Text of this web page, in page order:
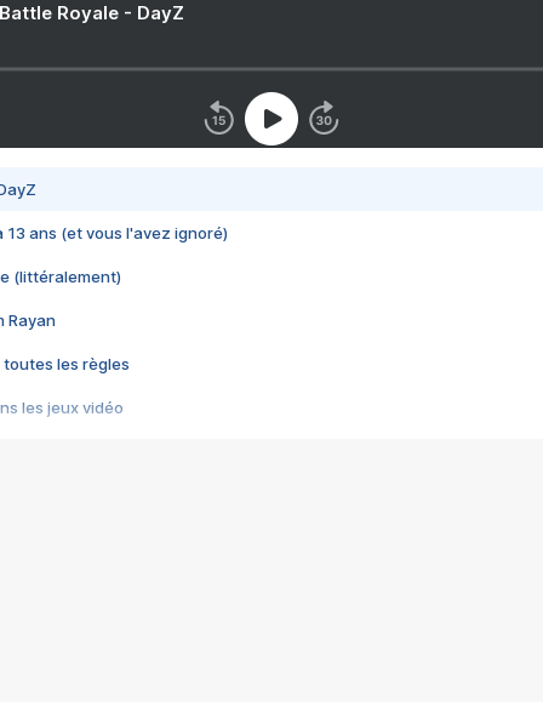
Royale - DayZ
13 ans (et vous l'avez ignoré)
(littéralement)
Rayan
toutes les règles
les jeux vidéo